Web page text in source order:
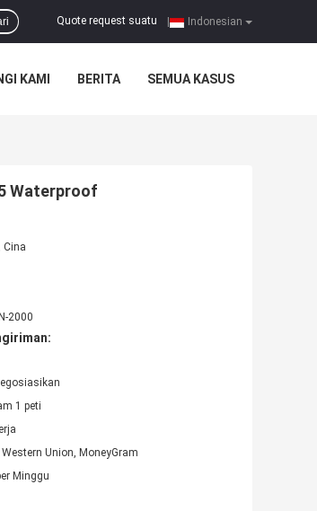
Indonesian
Quote request suatu
KAMI BERITA SEMUA KASUS
Waterproof
Cina
2000
1 peti
Union, MoneyGram
Minggu